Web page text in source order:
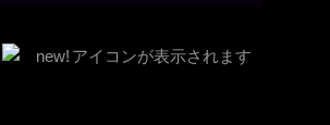
アイコンが表示されます